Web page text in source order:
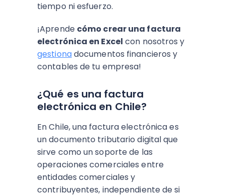
tiempo ni esfuerzo.
¡Aprende cómo crear una factura
electrónica en Excel con nosotros y
gestionadocumentos financieros y
contables de tu empresa!
¿Qué es una factura
electrónica en Chile?
En Chile, una factura electrónica es
un documento tributario digital que
sirve como un soporte de las
operaciones comerciales entre
entidades comerciales y
contribuyentes, independiente de si